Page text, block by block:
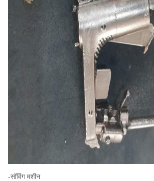
-सॉविंग मशीन